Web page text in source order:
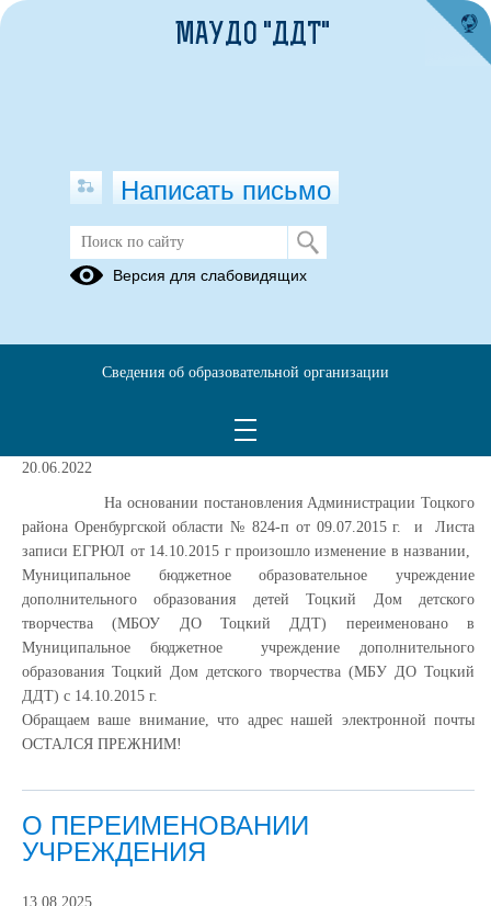
Блог директора
20.06.2022
На основании постановления Администрации Тоцкого
района Оренбургской области № 824-п от 09.07.2015 г. и Листа
записи ЕГРЮЛ от 14.10.2015 г произошло изменение в названии,
Муниципальное бюджетное образовательное учреждение
дополнительного образования детей Тоцкий Дом детского
творчества (МБОУ ДО Тоцкий ДДТ) переименовано в
Муниципальное бюджетное учреждение дополнительного
образования Тоцкий Дом детского творчества (МБУ ДО Тоцкий
ДДТ) с 14.10.2015 г.
Обращаем ваше внимание, что адрес нашей электронной почты
ОСТАЛСЯ ПРЕЖНИМ!
О ПЕРЕИМЕНОВАНИИ
УЧРЕЖДЕНИЯ
13.08.2025
МАУДО "ДДТ"
Написать письмо
Версия для слабовидящих
Сведения об образовательной организации